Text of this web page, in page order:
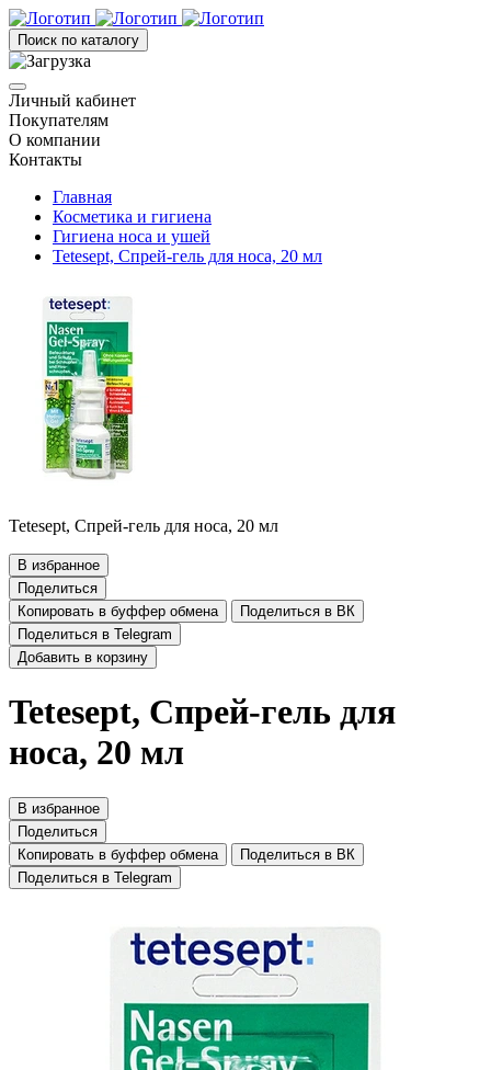
Поиск по каталогу
Личный кабинет
Покупателям
О компании
Контакты
Главная
Косметика и гигиена
Гигиена носа и ушей
Tetesept, Спрей-гель для носа, 20 мл
Tetesept, Спрей-гель для носа, 20 мл
В избранное
Поделиться
Копировать в буффер обмена
Поделиться в ВК
Поделиться в Telegram
Добавить в корзину
Tetesept, Спрей-гель для
носа, 20 мл
В избранное
Поделиться
Копировать в буффер обмена
Поделиться в ВК
Поделиться в Telegram